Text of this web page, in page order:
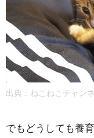
出典： ねこねこチャン
でもどうしても養